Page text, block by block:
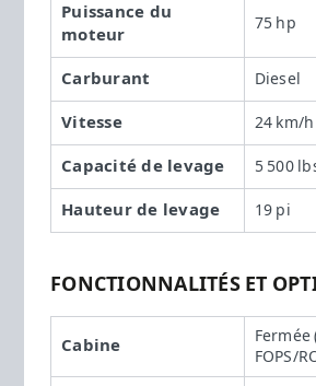
Puissance du
moteur
75 hp
Carburant Diesel
Vitesse 24 km/h
Capacité de levage 5 500
Hauteur de levage 19 pi
FONCTIONNALITÉS ET
Cabine
Fermée
FOPS/